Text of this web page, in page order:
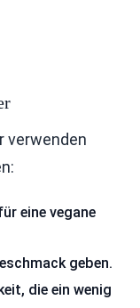
verwenden
eine vegane
geben.
die ein wenig